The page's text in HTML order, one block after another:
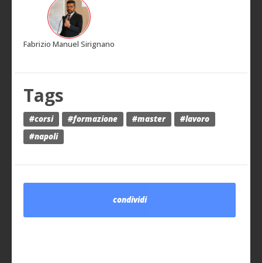
Fabrizio Manuel Sirignano
Tags
#corsi #formazione #master
#lavoro
#napoli
condividi